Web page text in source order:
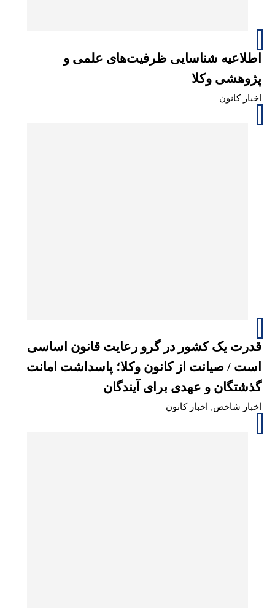
اطلاعیه شناسایی ظرفیت‌های علمی و
پژوهشی وکلا
اخبار کانون
قدرت یک کشور در گرو رعایت قانون اساسی
است / صیانت از کانون وکلا؛ پاسداشت امانت
گذشتگان و عهدی برای آیندگان
اخبار شاخص, اخبار کانون